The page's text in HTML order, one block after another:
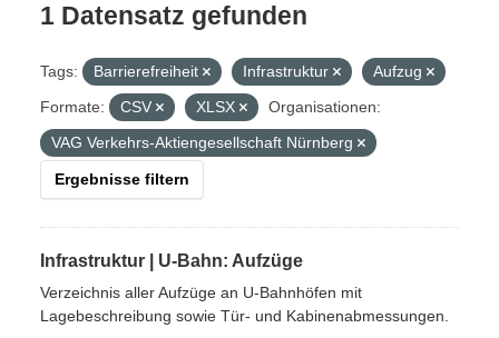
1 Datensatz gefunden
Tags: Barrierefreiheit Infrastruktur
Aufzug
Formate:
CSV XLSX
Organisationen:
VAG Verkehrs-Aktiengesellschaft Nürnberg
Ergebnisse filtern
Infrastruktur | U-Bahn: Aufzüge
Verzeichnis aller Aufzüge an U-Bahnhöfen mit
Lagebeschreibung sowie Tür- und Kabinenabmessungen.